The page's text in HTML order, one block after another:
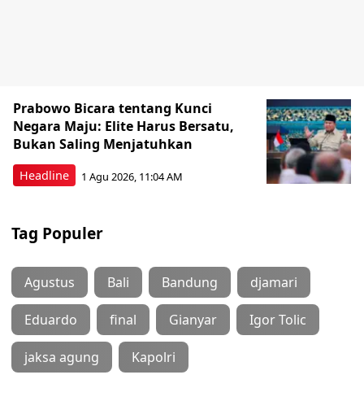
Headline
Prabowo Bicara tentang Kunci
Negara Maju: Elite Harus Bersatu,
Bukan Saling Menjatuhkan
1 Agu 2026, 11:04 AM
Tag Populer
Agustus Bali Bandung djamari
Eduardo final Gianyar Igor Tolic
jaksa agung Kapolri